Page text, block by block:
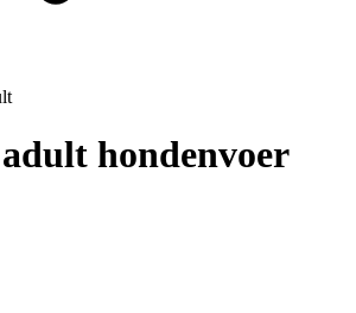
hondenvoer